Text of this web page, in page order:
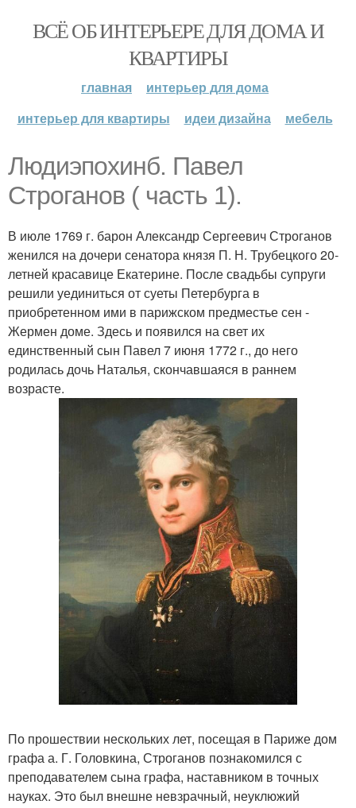
ВСЁ ОБ ИНТЕРЬЕРЕ ДЛЯ ДОМА И
КВАРТИРЫ
главная
интерьер для дома
интерьер для квартиры
идеи дизайна мебель
Людиэпохинб. Павел
Строганов ( часть 1).
В июле 1769 г. барон Александр Сергеевич Строганов
женился на дочери сенатора князя П. Н. Трубецкого 20-
летней красавице Екатерине. После свадьбы супруги
решили уединиться от суеты Петербурга в
приобретенном ими в парижском предместье сен -
Жермен доме. Здесь и появился на свет их
единственный сын Павел 7 июня 1772 г., до него
родилась дочь Наталья, скончавшаяся в раннем
возрасте.
По прошествии нескольких лет, посещая в Париже дом
графа а. Г. Головкина, Строганов познакомился с
преподавателем сына графа, наставником в точных
науках. Это был внешне невзрачный, неуклюжий